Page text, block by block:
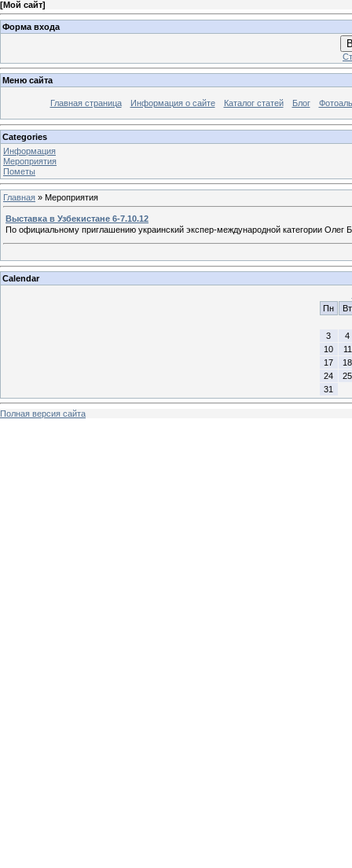
[Мой сайт]
Форма входа
Меню сайта
Главная страница Информация о сайте Каталог статей Блог
Categories
Информация
Мероприятия
Пометы
Главная » Мероприятия
Выставка в Узбекистане 6-7.10.12
По официальному приглашению украинский экспер-международной категории Олег
Calendar
Пн
Вт
3
4
10
11
17
18
24
25
31
Полная версия сайта